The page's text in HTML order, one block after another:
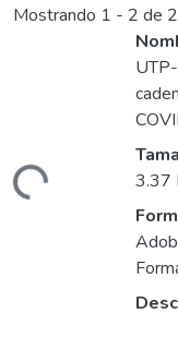
Mostrando 1 - 2 de 2
3.37